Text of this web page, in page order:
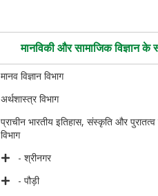
मानविकी और सामाजिक विज्ञान
मानव विज्ञान विभाग
अर्थशास्त्र विभाग
प्राचीन भारतीय इतिहास, संस्कृति और
विभाग
- श्रीनगर
- पौड़ी